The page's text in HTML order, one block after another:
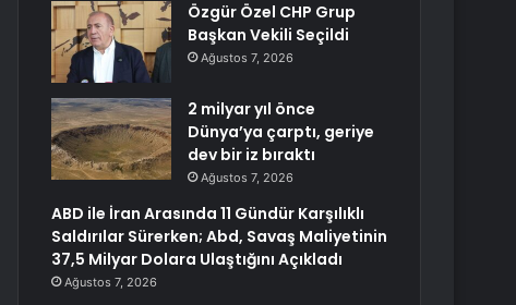
Özgür Özel CHP Grup
Başkan Vekili Seçildi
Ağustos 7, 2026
2 milyar yıl önce
Dünya’ya çarptı, geriye
dev bir iz bıraktı
Ağustos 7, 2026
ABD ile İran Arasında 11 Gündür Karşılıklı
Saldırılar Sürerken; Abd, Savaş Maliyetinin
37,5 Milyar Dolara Ulaştığını Açıkladı
Ağustos 7, 2026